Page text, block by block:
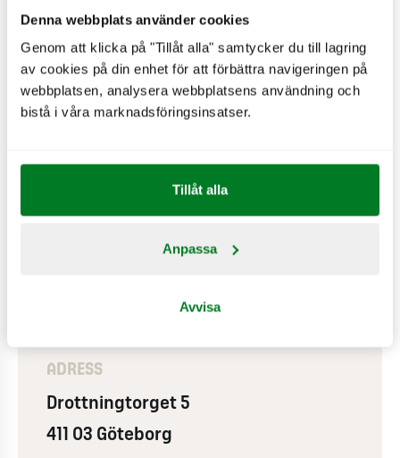
Denna webbplats använder cookies
Genom att klicka på "Tillåt alla" samtycker du till lagring
av cookies på din enhet för att förbättra navigeringen på
webbplatsen, analysera webbplatsens användning och
bistå i våra marknadsföringsinsatser.
Tillåt alla
Anpassa
Avvisa
PÅ RESTAURANGEN
Hjärtstartare
ADRESS
Drottningtorget 5
411 03 Göteborg